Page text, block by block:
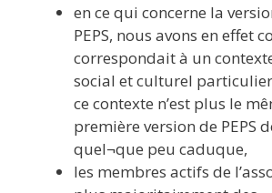
en ce qui concerne la
PEPS, nous avons en effet
correspondait à un
social et culturel
ce contexte n’est plus le
première version de PEPS
quel¬que peu caduque,
les membres actifs de